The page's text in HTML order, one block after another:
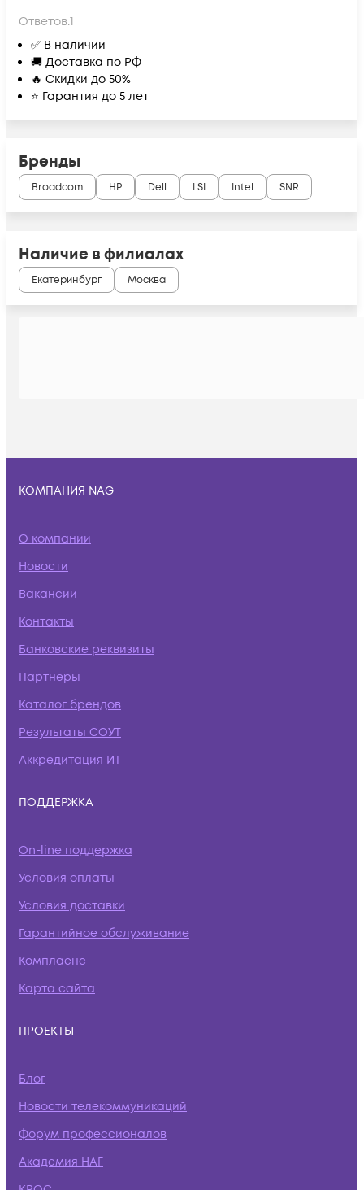
Ответов:1
✅ В наличии
🚚 Доставка по РФ
🔥 Скидки до 50%
⭐ Гарантия до 5 лет
Бренды
Broadcom HP Dell LSI Intel SNR
Наличие в филиалах
Екатеринбург Москва
КОМПАНИЯ NAG
О компании
Новости
Вакансии
Контакты
Банковские реквизиты
Партнеры
Каталог брендов
Результаты СОУТ
Аккредитация ИТ
ПОДДЕРЖКА
On-line поддержка
Условия оплаты
Условия доставки
Гарантийное обслуживание
Комплаенс
Карта сайта
ПРОЕКТЫ
Блог
Новости телекоммуникаций
Форум профессионалов
Академия НАГ